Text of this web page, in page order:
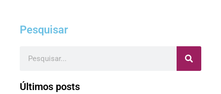
Pesquisar
Últimos posts